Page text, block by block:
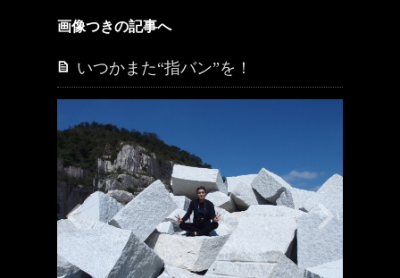
画像つきの記事へ
いつかまた“指バン”を！